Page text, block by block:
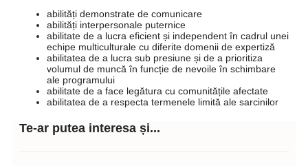
abilități demonstrate de comunicare
abilități interpersonale puternice
abilitate de a lucra eficient și independent în cadrul unei
echipe multiculturale cu diferite domenii de expertiză
abilitatea de a lucra sub presiune și de a prioritiza
volumul de muncă în funcție de nevoile în schimbare
ale programului
abilitate de a face legătura cu comunitățile afectate
abilitatea de a respecta termenele limită ale sarcinilor
Te-ar putea interesa și...